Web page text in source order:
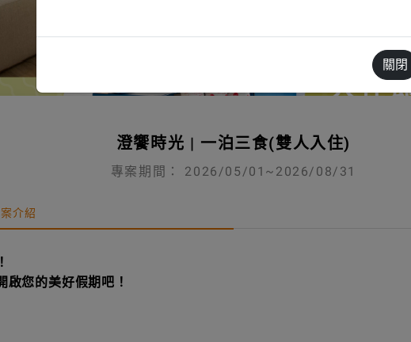
澄饗時光 | 一泊三食(雙人入住)
專案期間： 2026/05/01~2026/08/31
介紹
啟您的美好假期吧！
關閉